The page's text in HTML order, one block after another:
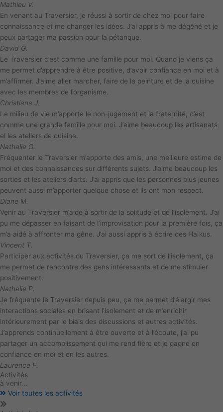
Mathieu V.
En venant au Traversier, je réussi à sortir de chez moi pour faire
connaissance et me changer les idées. J’ai appris à me dégêné et je
peux partager ma passion pour la pétanque.
David G.
Le Traversier c’est comme une famille pour moi. Quand je viens ça
me permet d’apprendre à être positive, d’avoir confiance en moi et à
m’affirmer. J’aime aller marcher, faire de la peinture et de la cuisine
avec les membres de l’organisme.
Christiane J.
Le milieu de vie m’apporte le non-jugement et la fraternité, c’est
comme une grande famille pour moi. J’aime beaucoup les artisanats
el les ateliers de cuisine.
Nathalie G.
Fréquenter le Traversier m’apporte des amis, une meilleure estime de
moi et des connaissances sur différents sujets. J’aime beaucoup les
sorties et les ateliers d’arts. J’ai appris que les personnes plus jeunes
peuvent aussi m’apporter quelque chose et ils ont mon respect.
Diane M.
Venir au Traversier m’aide à sortir de la solitude et de l’isolement. J’ai
pu me dépasser en faisant de l’improvisation pour la première fois, ça
m’a aidé à affronter ma gêne. J’ai aussi appris à écrire des Haïkus.
Vincent T.
Participer aux activités du Traversier, ça me sort de l’isolement, ça
me permet de rencontre des gens intéressants et de me stimuler
positivement.
Nathalie P.
Je fréquente le Traversier depuis peu, ça me permet d’élargir mes
interactions sociales en brisant l’isolement et de m’enrichir
intérieurement par le biais des discussions et autres activités.
J’apprends continuellement à être ouverte et à l’écoute, j’ai pu
partager un accomplissement qui me rend fière et je gagne en
confiance en moi et en les autres.
Laurence F.
Activités
à venir...
Voir toutes les activités